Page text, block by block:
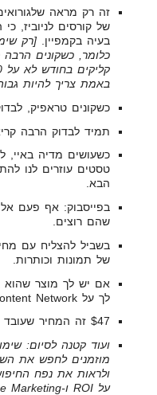
זה רק מראה
בעיה בקמפיין. [רק
באמת צריך להיות
כשקונים טראפיק, לבדוק הכל על
תמיד לבדוק הרבה
כשעושים מדיה
טסטים עוזרים לנו
הבא.
בפייסבוק: אף פעם
שהם רוצים.
בשביל להצליח עם
של תמונות וכותרות.
לך על Google Content Network כמקור טראפיק…
$47 זה המחיר שעובד לו הכי טוב…
ועוד קטנה לסיום:
מוזמנים לחפש את
ולראות את נפח